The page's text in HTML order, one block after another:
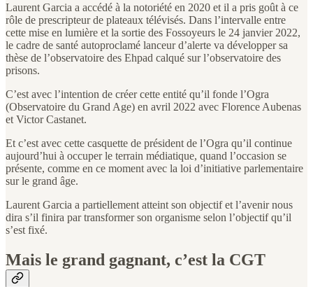
Laurent Garcia a accédé à la notoriété en 2020 et il a pris goût à ce
rôle de prescripteur de plateaux télévisés. Dans l’intervalle entre
cette mise en lumière et la sortie des Fossoyeurs le 24 janvier 2022,
le cadre de santé autoproclamé lanceur d’alerte va développer sa
thèse de l’observatoire des Ehpad calqué sur l’observatoire des
prisons.
C’est avec l’intention de créer cette entité qu’il fonde l’Ogra
(Observatoire du Grand Age) en avril 2022 avec Florence Aubenas
et Victor Castanet.
Et c’est avec cette casquette de président de l’Ogra qu’il continue
aujourd’hui à occuper le terrain médiatique, quand l’occasion se
présente, comme en ce moment avec la loi d’initiative parlementaire
sur le grand âge.
Laurent Garcia a partiellement atteint son objectif et l’avenir nous
dira s’il finira par transformer son organisme selon l’objectif qu’il
s’est fixé.
Mais le grand gagnant, c’est la CGT